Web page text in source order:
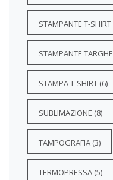
STAMPANTE T-SHIRT
STAMPANTE TARGHE
STAMPA T-SHIRT (6)
SUBLIMAZIONE (8)
TAMPOGRAFIA (3)
TERMOPRESSA (5)